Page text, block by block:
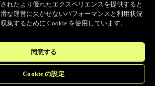
大容量ファイルにエッジで直接アクセス
ルキャッシュ
れたより優れたエクスペリエンスを提供すると
な運営に欠かせないパフォーマンスと利用状況
集するために Cookie を使用しています。
同意する
Cookie の設定